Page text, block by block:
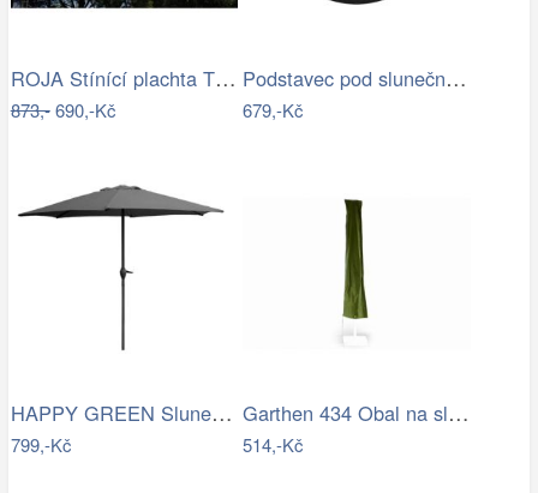
ROJA Stínící plachta TROJÚHELNÍK 3,6m
873,-690,-Kč
Podstavec pod slunečník Houseland Bixi…
679,-Kč
HAPPY GREEN Slunečník s kličkou 230 cm,…
799,-Kč
Garthen 434 Obal na slunečník s…
514,-Kč